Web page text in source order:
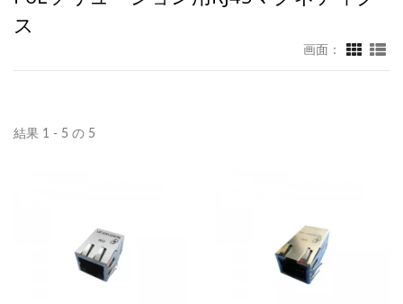
ス
画面：
結果 1 - 5 の 5